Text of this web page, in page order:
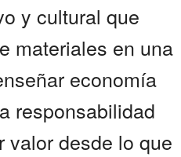
y cultural que
materiales en una
economía
responsabilidad
valor desde lo que